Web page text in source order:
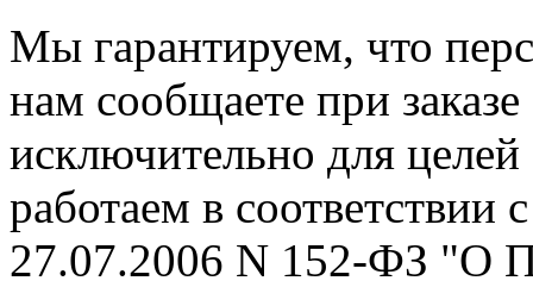
Мы гарантируем, что
нам сообщаете при
исключительно для
работаем в
27.07.2006 N 152-ФЗ